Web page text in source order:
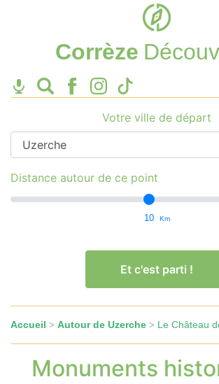
Corrèze
Votre ville de départ
Distance autour de ce point
10 Km
Et c'est parti !
Accueil > Autour de Uzerche > Le Château
Monuments